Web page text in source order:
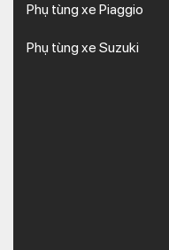
Phụ tùng xe Piaggio
Phụ tùng xe Suzuki